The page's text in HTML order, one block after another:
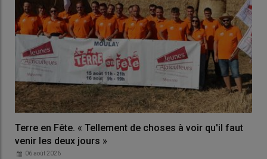
Terre en Fête. « Tellement de choses à voir qu'il faut
venir les deux jours »
06 août 2026